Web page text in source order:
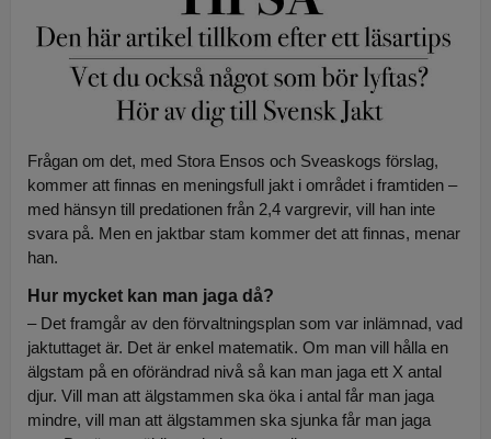
Frågan om det, med Stora Ensos och Sveaskogs förslag,
kommer att finnas en meningsfull jakt i området i framtiden –
med hänsyn till predationen från 2,4 vargrevir, vill han inte
svara på. Men en jaktbar stam kommer det att finnas, menar
han.
Hur mycket kan man jaga då?
– Det framgår av den förvaltningsplan som var inlämnad, vad
jaktuttaget är. Det är enkel matematik. Om man vill hålla en
älgstam på en oförändrad nivå så kan man jaga ett X antal
djur. Vill man att älgstammen ska öka i antal får man jaga
mindre, vill man att älgstammen ska sjunka får man jaga